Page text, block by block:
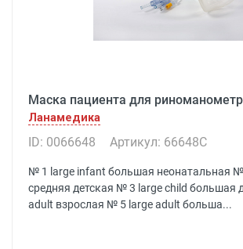
Маска пациента для
Ланамедика
ID: 0066648 Артикул: 66648C
№ 1 large infant большая неонатальная №
средняя детская № 3 large child большая
adult взрослая № 5 large adult больша...